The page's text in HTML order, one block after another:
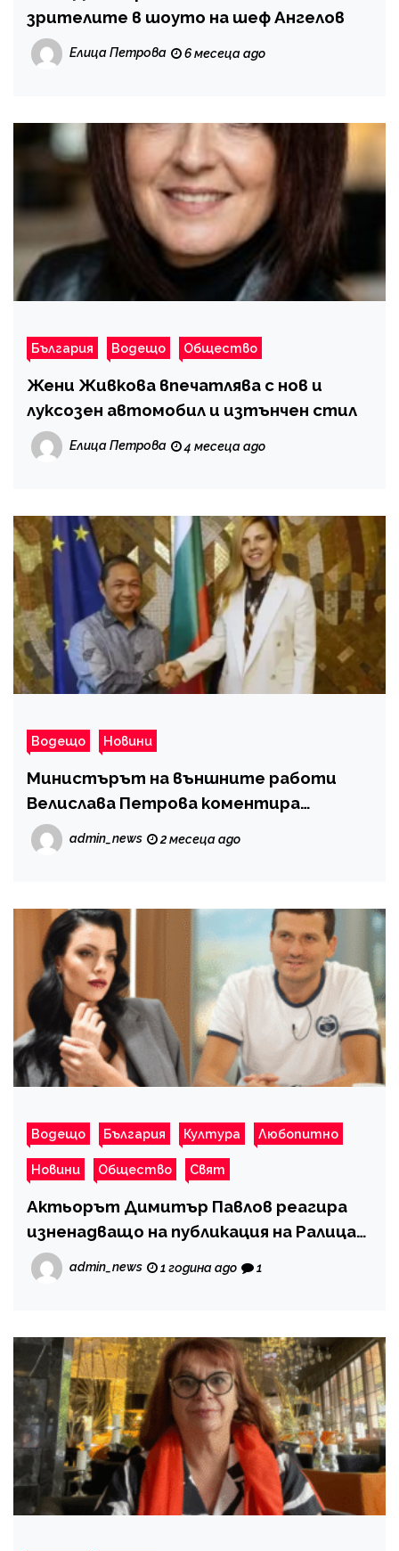
зрителите в шоуто на шеф Ангелов
Елица Петрова 6 месеца ago
България Водещо Общество
Жени Живкова впечатлява с нов и
луксозен автомобил и изтънчен стил
Елица Петрова 4 месеца ago
Водещо Новини
Министърът на външните работи
Велислава Петрова коментира
правото на свободата на облеклото на
жените у нас
admin_news 2 месеца ago
Водещо България Култура Любопитно
Новини Общество Свят
Актьорът Димитър Павлов реагира
изненадващо на публикация на Ралица
Паскалева
admin_news 1 година ago 1